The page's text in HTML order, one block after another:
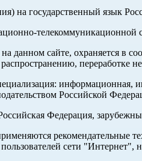
на государственный язык
телекоммуникационной
данном сайте, охраняется в
переработке
информационная,
Российской
Федерация,
рекомендательные
сети